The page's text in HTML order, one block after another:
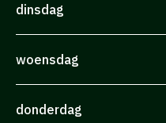
dinsdag
woensdag
donderdag